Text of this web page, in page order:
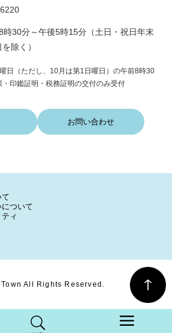
時30分～午後5時15分（土日・祝日年末
除く）
日（ただし、10月は第1日曜日）の午前8時30
・印鑑証明・税務証明の交付のみ受付
お問い合わせ
ついて
ィ
All Rights Reserved.